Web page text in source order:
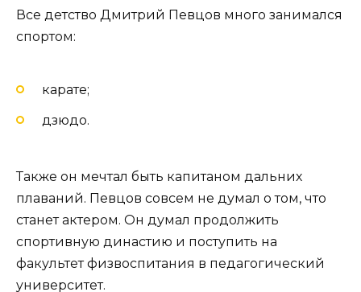
Все детство Дмитрий Певцов много занимался
спортом:
карате;
дзюдо.
Также он мечтал быть капитаном дальних
плаваний. Певцов совсем не думал о том, что
станет актером. Он думал продолжить
спортивную династию и поступить на
факультет физвоспитания в педагогический
университет.